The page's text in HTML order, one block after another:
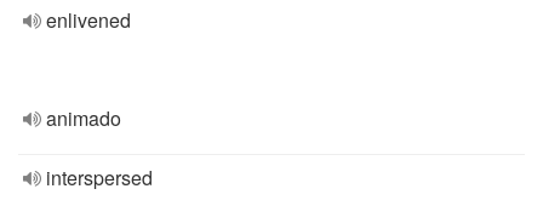
enlivened
animado
interspersed